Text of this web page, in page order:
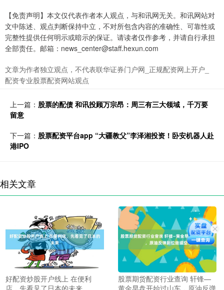
【免责声明】本文仅代表作者本人观点，与和讯网无关。和讯网站对
文中陈述、观点判断保持中立，不对所包含内容的准确性、可靠性或
完整性提供任何明示或暗示的保证。请读者仅作参考，并请自行承担
全部责任。邮箱：news_center@staff.hexun.com
文章为作者独立观点，不代表联华证券门户网_正规配资网上开户_
配资专业股票配资网站观点
上一篇： 股票的配债 和讯投顾万宗昂：周三有三大领域，千万要
留意
下一篇： 股票配资平台app “大疆教父”李泽湘投资！卧安机器人赴
港IPO
相关文章
好配资炒股开户线上 在便利
店，先看见了日本的未来
股票期货配资行业查询 轩锋—
黄金早盘开始过山车，原油反弹